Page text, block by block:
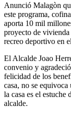
Anunció Malagòn
este programa,
aporta 10 mil
proyecto de
recreo deportivo en
El Alcalde Joao
convenio y
felicidad de los
casa, no se
la casa es el
alcalde.